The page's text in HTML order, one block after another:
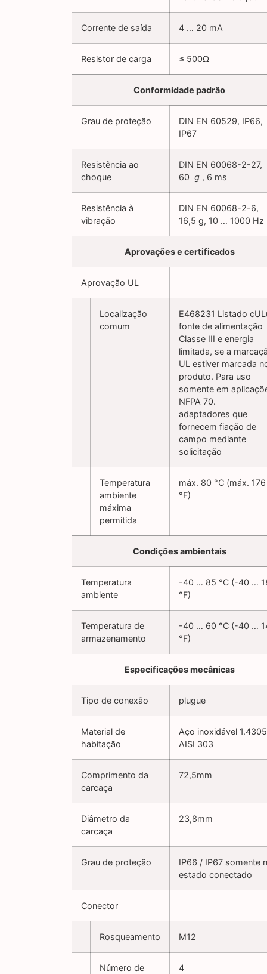
Corrente de saída 4 … 20 mA
Resistor de carga ≤ 500Ω
Conformidade padrão
Grau de proteção
DIN EN 60529, IP66,
IP67
Resistência ao
choque
DIN EN 60068-2-27,
60 g , 6 ms
Resistência à
vibração
DIN EN 60068-2-6,
16,5 g, 10 … 1000 Hz
Aprovações e certificados
Aprovação UL
Localização
comum
E468231 Listado
fonte de alimentação
Classe III e energia
limitada, se a
UL estiver marcada
produto. Para uso
somente em
NFPA 70.
adaptadores que
fornecem fiação de
campo mediante
solicitação
Temperatura
ambiente
máxima
permitida
máx. 80 °C (máx. 176
°F)
Condições ambientais
Temperatura
ambiente
-40 … 85 °C (-40 …
°F)
Temperatura de
armazenamento
-40 … 60 °C (-40 …
°F)
Especificações mecânicas
Tipo de conexão plugue
Material de
habitação
Aço inoxidável
AISI 303
Comprimento da
carcaça
72,5mm
Diâmetro da
carcaça
23,8mm
Grau de proteção
IP66 / IP67 somente
estado conectado
Conector
Rosqueamento M12
Número de
4